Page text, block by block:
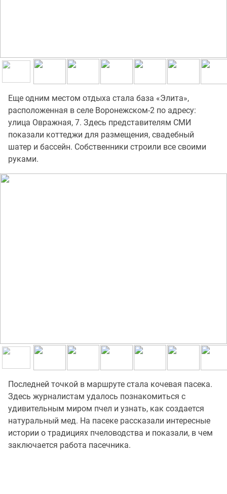
Еще одним местом отдыха стала база «Элита»,
расположенная в селе Воронежском-2 по адресу:
улица Овражная, 7. Здесь представителям СМИ
показали коттеджи для размещения, свадебный
шатер и бассейн. Собственники строили все своими
руками.
Последней точкой в маршруте стала кочевая пасека.
Здесь журналистам удалось познакомиться с
удивительным миром пчел и узнать, как создается
натуральный мед. На пасеке рассказали интересные
истории о традициях пчеловодства и показали, в чем
заключается работа пасечника.